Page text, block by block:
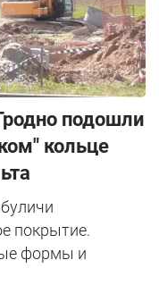
подошли
кольце
покрытие.
формы и